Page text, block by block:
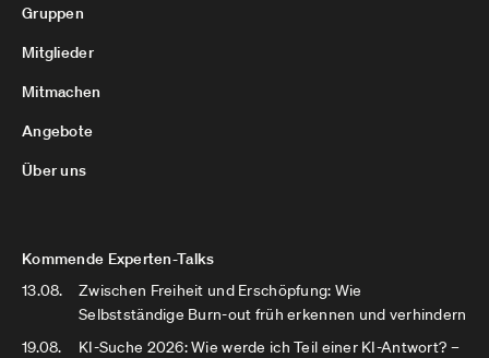
Gruppen
Mitglieder
Mitmachen
Angebote
Über uns
Kommende Experten-Talks
13.08.
Zwischen Freiheit und Erschöpfung: Wie
Selbstständige Burn-out früh erkennen und verhindern
19.08.
KI-Suche 2026: Wie werde ich Teil einer KI-Antwort? –